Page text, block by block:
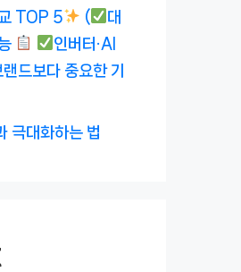
TOP 5
(
대
인버터·AI
랜드보다 중요한 기
극대화하는 법